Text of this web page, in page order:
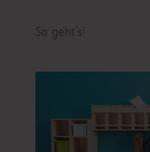
So geht’s!